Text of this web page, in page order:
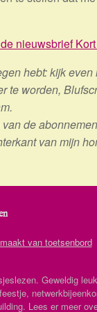
nieuwsbrief
hebt: kijk
te worden,
de
van mijn
Geweldig leuk
Lees er meer